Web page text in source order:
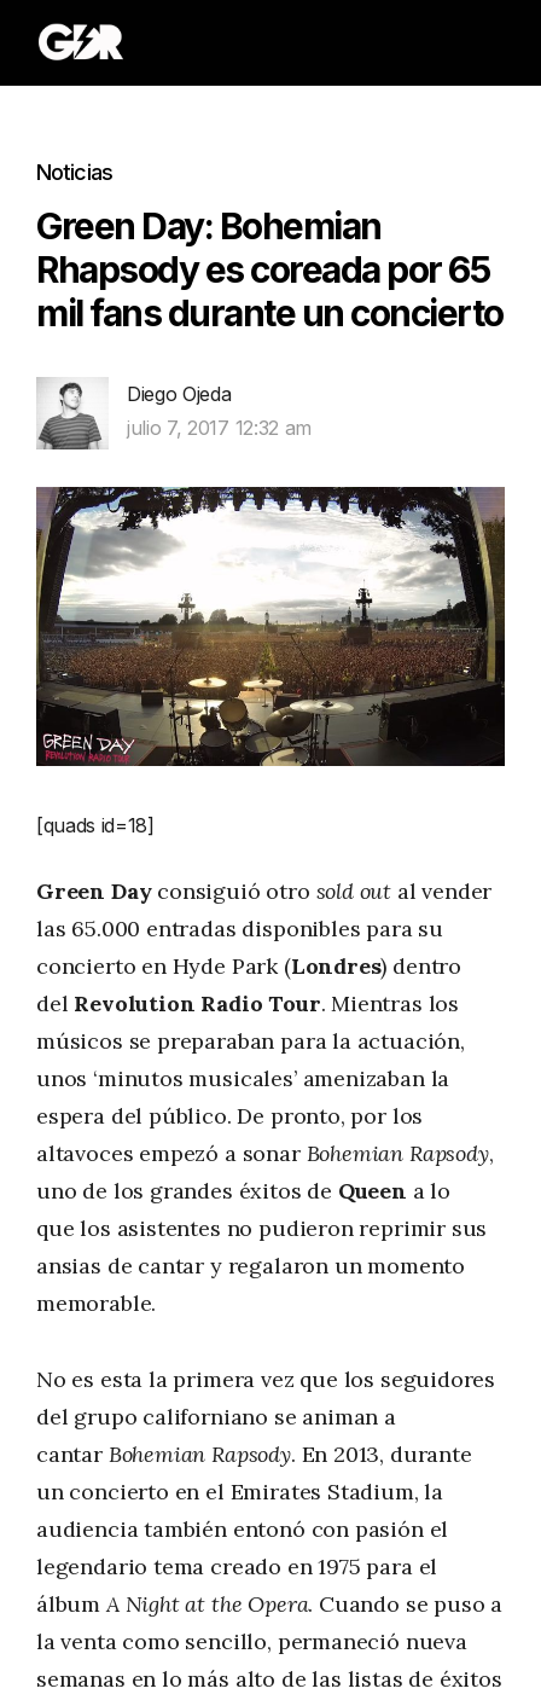
Noticias
Green Day: Bohemian
Rhapsody es coreada por 65
mil fans durante un concierto
Diego Ojeda
julio 7, 2017 12:32 am
[quads id=18]
Green Dayconsiguió otro sold out al vender
las 65.000 entradas disponibles para su
concierto en Hyde Park (Londres) dentro
del Revolution Radio Tour. Mientras los
músicos se preparaban para la actuación,
unos ‘minutos musicales’ amenizaban la
espera del público. De pronto, por los
altavoces empezó a sonar Bohemian Rapsody,
uno de los grandes éxitos de Queen a lo
que los asistentes no pudieron reprimir sus
ansias de cantar y regalaron un momento
memorable.
No es esta la primera vez que los seguidores
del grupo californiano se animan a
cantarBohemian Rapsody. En 2013, durante
un concierto en el Emirates Stadium, la
audiencia también entonó con pasión el
legendario tema creado en 1975 para el
álbumA Night at the Opera. Cuando se puso a
la venta como sencillo, permaneció nueva
semanas en lo más alto de las listas de éxitos